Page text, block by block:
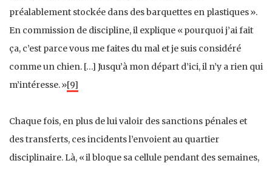
préalablement stockée dans des barquettes en plastiques ».
En commission de discipline, il explique « pourquoi j’ai fait
ça, c’est parce vous me faites du mal et je suis considéré
comme un chien. […] Jusqu’à mon départ d’ici, il n’y a rien qui
m’intéresse. »[9]
Chaque fois, en plus de lui valoir des sanctions pénales et
des transferts, ces incidents l’envoient au quartier
disciplinaire. Là, « il bloque sa cellule pendant des semaines,